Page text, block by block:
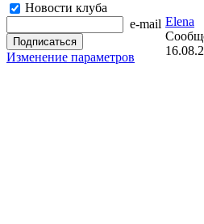
Новости клуба
e-mail
Изменение параметров
Elena